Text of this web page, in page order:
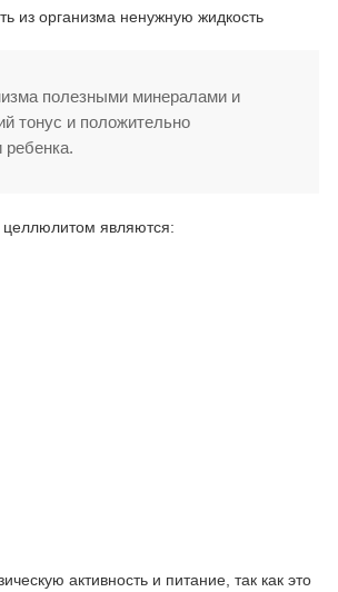
из организма ненужную жидкость
полезными минералами и
тонус и положительно
ребенка.
целлюлитом являются:
активность и питание, так как это